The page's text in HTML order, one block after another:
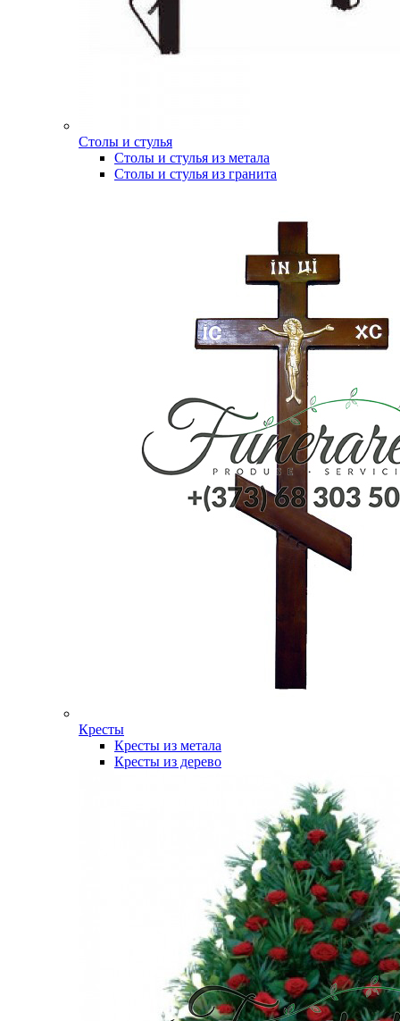
Столы и стулья
Столы и стулья из метала
Столы и стулья из гранита
Кресты
Кресты из метала
Кресты из дерево